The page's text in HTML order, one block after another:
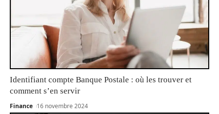
Identifiant compte Banque Postale : où les trouver et
comment s’en servir
Finance 16 novembre 2024